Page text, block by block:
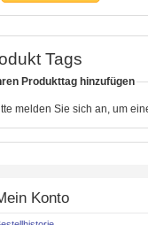
Tags
Produkttag hinzufügen
melden Sie sich an, um
Konto